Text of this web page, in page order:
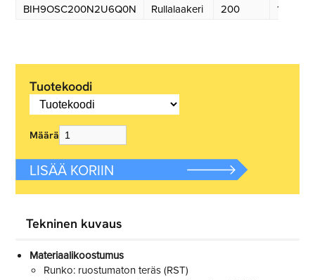
BIH9OSC200N2U6Q0N
Rullalaakeri 200 13
Tuotekoodi
Määrä
LISÄÄ KORIIN
Tekninen kuvaus
Materiaalikoostumus
Runko: ruostumaton teräs (RST)